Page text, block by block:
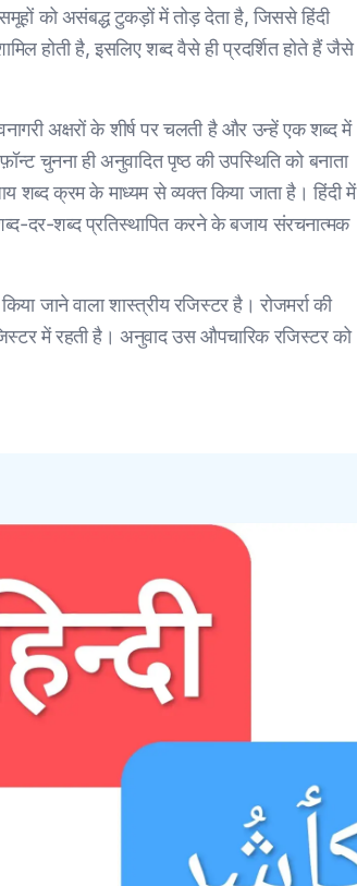
को असंबद्ध टुकड़ों में तोड़ देता है, जिससे हिंदी
होती है, इसलिए शब्द वैसे ही प्रदर्शित होते हैं जैसे
अक्षरों के शीर्ष पर चलती है और उन्हें एक शब्द में
चुनना ही अनुवादित पृष्ठ की उपस्थिति को बनाता
शब्द क्रम के माध्यम से व्यक्त किया जाता है। हिंदी में
दर-शब्द प्रतिस्थापित करने के बजाय संरचनात्मक
जाने वाला शास्त्रीय रजिस्टर है। रोजमर्रा की
में रहती है। अनुवाद उस औपचारिक रजिस्टर को